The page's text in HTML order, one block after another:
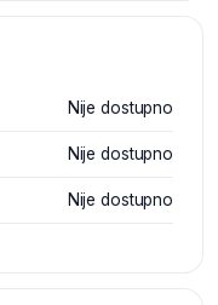
Nije dostupno
Nije dostupno
Nije dostupno